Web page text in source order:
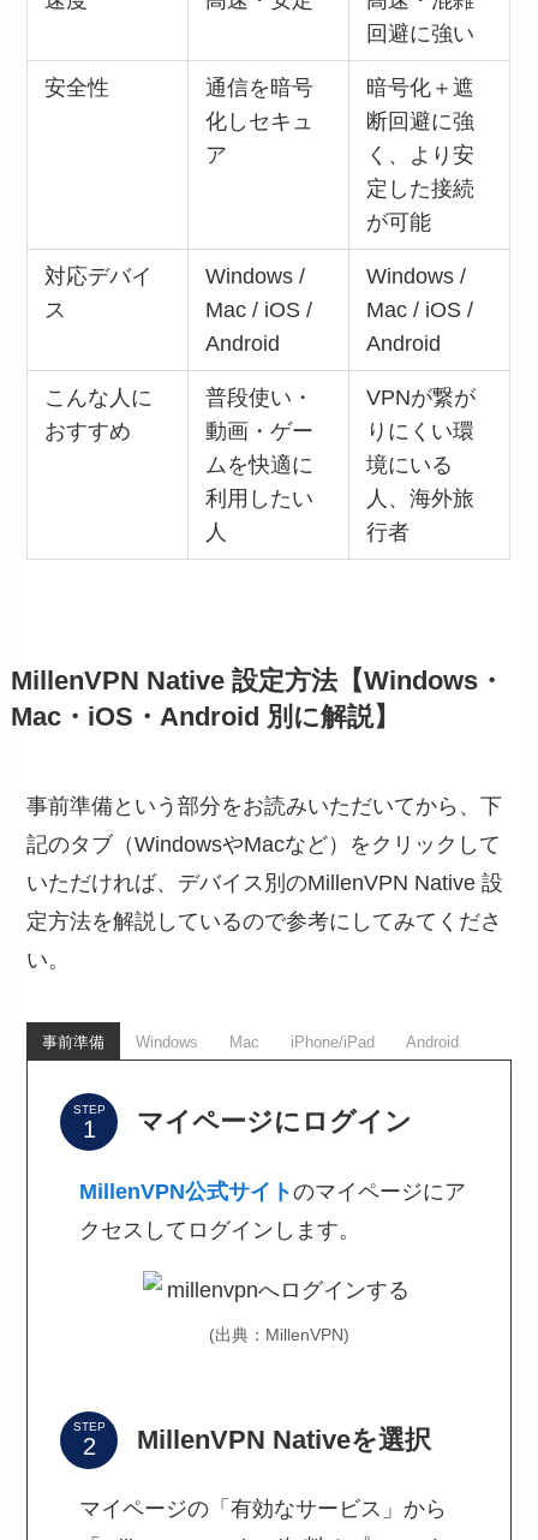
回避に強い
安全性
通信を暗号
化しセキュ
ア
暗号化＋遮
断回避に強
く、より安
定した接続
が可能
対応デバイ
ス
Windows /
Mac / iOS /
Android
Windows /
Mac / iOS /
Android
こんな人に
おすすめ
普段使い・
動画・ゲー
ムを快適に
利用したい
人
VPNが繋が
りにくい環
境にいる
人、海外旅
行者
MillenVPN Native 設定方法【Windows・
Mac・iOS・Android 別に解説】
事前準備という部分をお読みいただいてから、下
記のタブ（WindowsやMacなど）をクリックして
いただければ、デバイス別のMillenVPN Native 設
定方法を解説しているので参考にしてみてくださ
い。
事前準備 Windows Mac iPhone/iPad Android
STEP マイページにログイン
MillenVPN公式サイトのマイページにア
クセスしてログインします。
(出典：MillenVPN)
STEP MillenVPN Nativeを選択
マイページの「有効なサービス」から